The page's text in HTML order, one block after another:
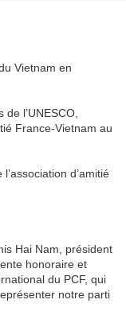
Vietnam en
l’UNESCO,
France-Vietnam au
d’amitié
Hai Nam, président
honoraire et
du PCF, qui
notre parti